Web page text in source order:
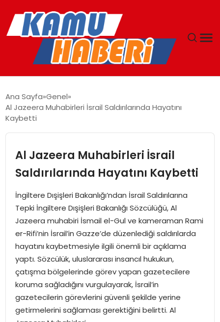
YAŞAM
EKONOMI
SPOR
TEKNOLOJI
EĞITIM
Ana Sayfa Genel
Al Jazeera Muhabirleri İsrail Saldırılarında Hayatını
Kaybetti
Al Jazeera Muhabirleri İsrail
Saldırılarında Hayatını Kaybetti
İngiltere Dışişleri Bakanlığı’ndan İsrail Saldırılarına
Tepki İngiltere Dışişleri Bakanlığı Sözcülüğü, Al
Jazeera muhabiri İsmail el-Gul ve kameraman Rami
er-Rifi’nin İsrail’in Gazze’de düzenlediği saldırılarda
hayatını kaybetmesiyle ilgili önemli bir açıklama
yaptı. Sözcülük, uluslararası insancıl hukukun,
çatışma bölgelerinde görev yapan gazetecilere
koruma sağladığını vurgulayarak, İsrail’in
gazetecilerin görevlerini güvenli şekilde yerine
getirmelerini sağlaması gerektiğini belirtti. Al